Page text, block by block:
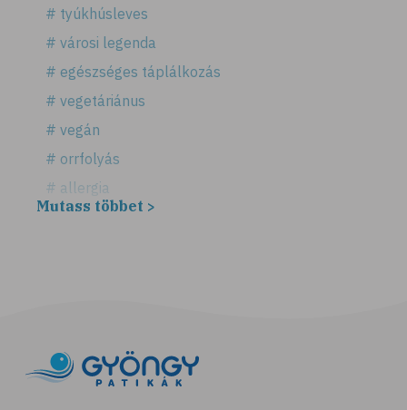
# tyúkhúsleves
# városi legenda
# egészséges táplálkozás
# vegetáriánus
# vegán
# orrfolyás
# allergia
# légúti allergia
# mogyoró
# ásványi anyagok
Mutass többet >